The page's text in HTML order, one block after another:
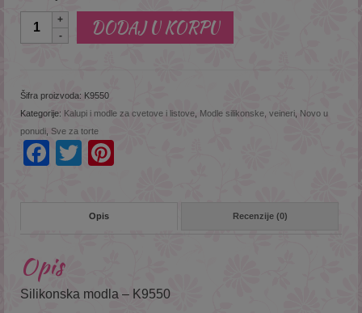
Količina
DODAJ U KORPU
Šifra proizvoda: K9550
Kategorije: Kalupi i modle za cvetove i listove Modle silikonske, veineri Novo u
ponudi Sve za torte
Facebook
Twitter
Opis Recenzije (0)
Opis
Silikonska modla – K9550